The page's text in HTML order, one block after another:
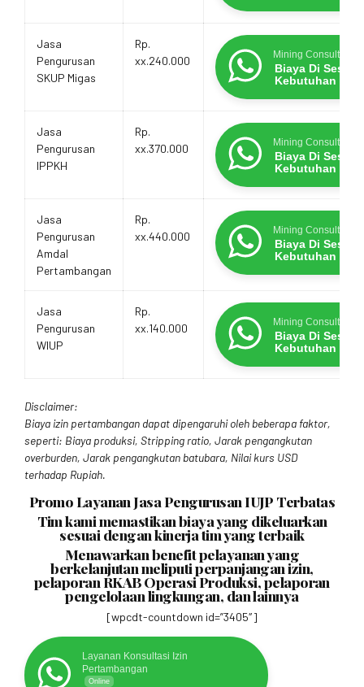
Jasa
Pengurusan
SKUP Migas
Rp.
xx.240.000
Mining Consultants
Biaya Di
Kebutuhan
Jasa
Pengurusan
IPPKH
Rp.
xx.370.000
Mining Consultants
Biaya Di
Kebutuhan
Jasa
Pengurusan
Amdal
Pertambangan
Rp.
xx.440.000
Mining Consultants
Biaya Di
Kebutuhan
Jasa
Pengurusan
WIUP
Rp.
xx.140.000
Mining Consultants
Biaya Di
Kebutuhan
Disclaimer:
Biaya izin pertambangan dapat dipengaruhi oleh beberapa faktor,
seperti: Biaya produksi, Stripping ratio, Jarak pengangkutan
overburden, Jarak pengangkutan batubara, Nilai kurs USD
terhadap Rupiah.
Promo Layanan Jasa Pengurusan IUJP Terbatas
Tim kami memastikan biaya yang dikeluarkan
sesuai dengan kinerja tim yang terbaik
Menawarkan benefit pelayanan yang
berkelanjutan meliputi perpanjangan izin,
pelaporan RKAB Operasi Produksi, pelaporan
pengelolaan lingkungan, dan lainnya
[wpcdt-countdown id=”3405″]
Layanan Konsultasi Izin
Pertambangan
Online